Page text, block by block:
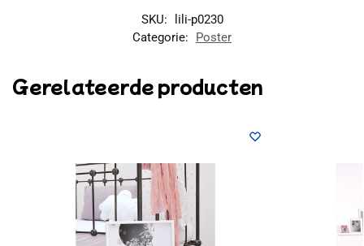
SKU:
lili-p0230
Categorie:
Poster
Gerelateerde producten